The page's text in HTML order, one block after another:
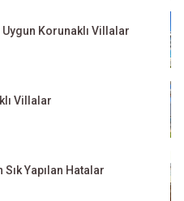
Korunaklı Villalar
Villalar
Yapılan Hatalar